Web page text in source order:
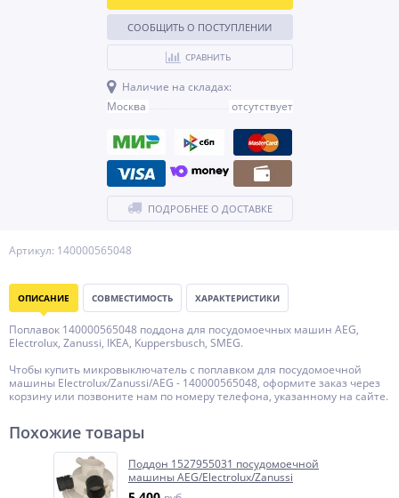
Артикул: 140000565048
СООБЩИТЬ О ПОСТУПЛЕНИИ
СРАВНИТЬ
Наличие на складах:
Москва
отсутствует
ПОДРОБНЕЕ О ДОСТАВКЕ
ОПИСАНИЕ СОВМЕСТИМОСТЬ ХАРАКТЕРИСТИКИ
Поплавок 140000565048 поддона для посудомоечных машин AEG,
Electrolux, Zanussi, IKEA, Kuppersbusch, SMEG.
Чтобы купить микровыключатель с поплавком для посудомоечной
машины Electrolux/Zanussi/AEG - 140000565048, оформите заказ через
корзину или позвоните нам по номеру телефона, указанному на сайте.
Похожие товары
Поддон 1527955031 посудомоечной
машины AEG/Electrolux/Zanussi